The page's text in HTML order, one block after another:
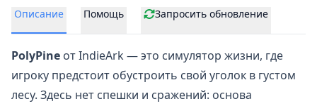
Описание Помощь Запросить обновление
PolyPine от IndieArk — это симулятор жизни, где
игроку предстоит обустроить свой уголок в густом
лесу. Здесь нет спешки и сражений: основа